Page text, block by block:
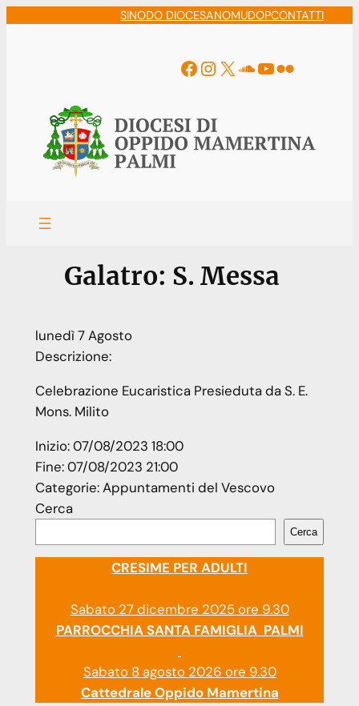
SINODO DIOCESANOMUDOPCONTATTI
Facebook
Instagram
X Soundcloud
YouTube
Flickr
Galatro: S. Messa
lunedì7Agosto
Descrizione:
Celebrazione Eucaristica Presieduta da S. E.
Mons. Milito
Inizio:07/08/2023 18:00
Fine:07/08/2023 21:00
Categorie:Appuntamenti del Vescovo
Cerca
Cerca
CRESIME PER ADULTI
Sabato 27 dicembre 2025 ore 9.30
PARROCCHIA SANTA FAMIGLIA PALMI
Sabato 8 agosto 2026 ore 9.30
Cattedrale Oppido Mamertina